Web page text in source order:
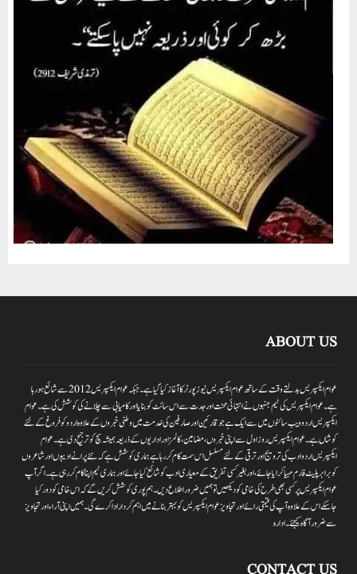
ABOUT US
عوام ایکسپریس بدلتے وقت کے ساتھ عوام ایکسپریس نیوز پورٹر کا آغاز کیا گیا ہے۔جبکہ عوام ایکسپریس 2012سے شائع ہورہا
ہے۔ عوام ایکسپریس کی ٹیم جنہوں نے انتہائی محنت اور جدت سے اس سائٹ کو بنایا اور کامیابی سے چلانے کی کوشش کی ہے۔عوام
ایکسپریس اردو ویب سائٹوں میں سے ایک ہے جو قارئین اور صارفین کی خدمت میں وطنی خبروں کے علاوہ اردو کو فروغ کے لئے
کوشاں ہے۔عوام ایکسپریس روز اول سے اپنی خبروں ،مضامین ،کالمز اور اداریوں کے ذریعہ ہمیشہ سچ کو ترجیح دی ہے۔عوام
ایکسپریس اردو ادب کی ترویج اور ترقی کے لئے مسلسل اس سمت کام کر رہا ہے ہماری کوشش ہے کہ نئے پرانے ادیبوں اور شاعروں
کو برابر پلیٹ فارم مہیا کرایا جائے،اور بغیر کسی تفریق کے معیاری ادب کو شائع کیا جائے اور ہماری ٹیم اپنا کام کر رہی ہے۔اگر آپ
عوام ایکسپریس پر کسی بھی طرح کی خامی کو دیکھیں تو ہمیں ضرور اطلاع دیں۔ہم پوری کوشش کریں گے کہ اس خامی کو دور کیا
جاسکے اس کے علاوہ آپ کی قیمتی رائے اور تجاویز عوام ایکسپریس کو بہتر بنانے میں اہم کردار اداکرے گی۔ہمیں اپنی آراءاور تجاویز
سے ضرور آگاہ کیجئے۔ ادارہ